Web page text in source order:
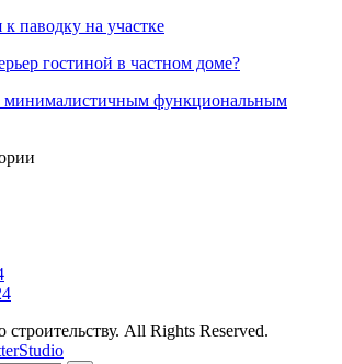
паводку на участке
гостиной в частном доме?
минималистичным функциональным
All Rights Reserved.